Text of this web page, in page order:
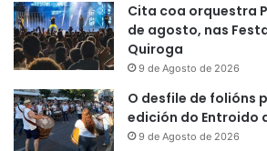
Cita coa orquestra
de agosto, nas
Quiroga
9 de Agosto de 2026
O desfile de folións
edición do Entroido
9 de Agosto de 2026